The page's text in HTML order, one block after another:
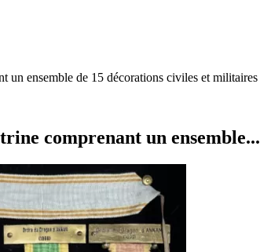
ensemble de 15 décorations civiles et militaires
comprenant un ensemble...